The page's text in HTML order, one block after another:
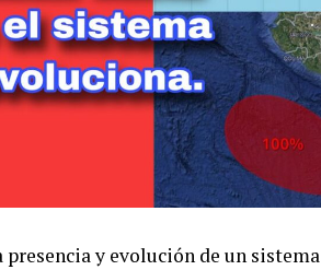
presencia y evolución de un sistema